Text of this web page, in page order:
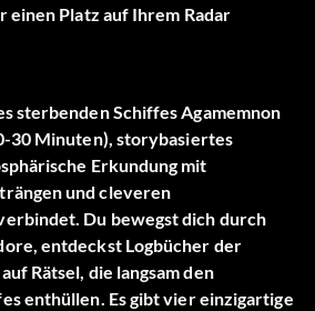
einen Platz auf Ihrem Radar
sterbenden Schiffes Agamemnon
30 Minuten), storybasiertes
Erkundung mit
und cleveren
Du bewegst dich durch
entdeckst Logbücher der
Rätsel, die langsam den
enthüllen. Es gibt vier einzigartige